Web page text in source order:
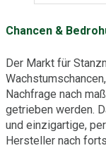
Chancen &
Der Markt für
Nachfrage nach
getrieben werden.
und einzigartige,
Hersteller nach